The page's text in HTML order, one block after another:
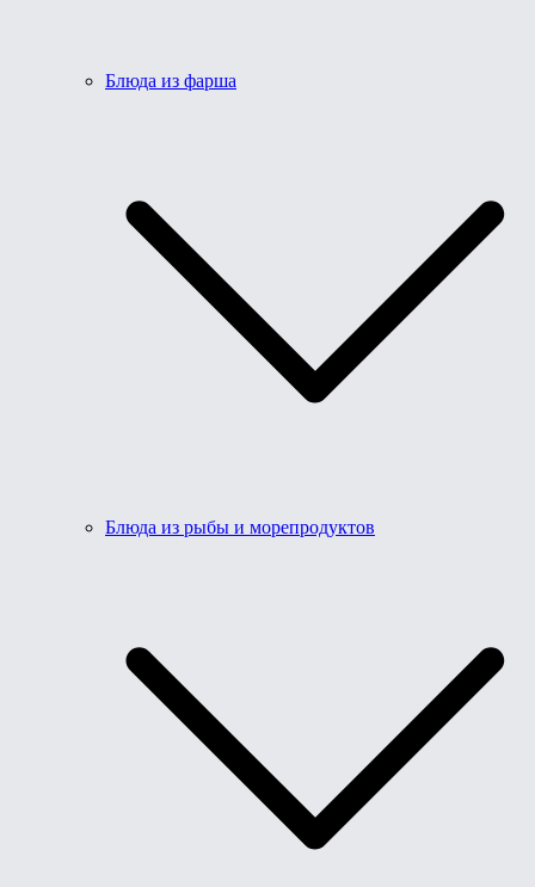
Блюда из фарша
Блюда из рыбы и морепродуктов